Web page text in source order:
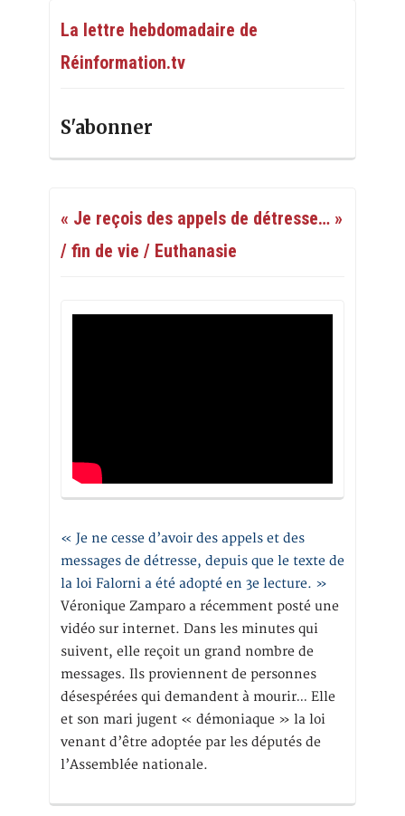
La lettre hebdomadaire de
Réinformation.tv
S'abonner
« Je reçois des appels de détresse… »
/ fin de vie / Euthanasie
« Je ne cesse d’avoir des appels et des
messages de détresse, depuis que le texte de
la loi Falorni a été adopté en 3e lecture. »
Véronique Zamparo a récemment posté une
vidéo sur internet. Dans les minutes qui
suivent, elle reçoit un grand nombre de
messages. Ils proviennent de personnes
désespérées qui demandent à mourir… Elle
et son mari jugent « démoniaque » la loi
venant d’être adoptée par les députés de
l’Assemblée nationale.